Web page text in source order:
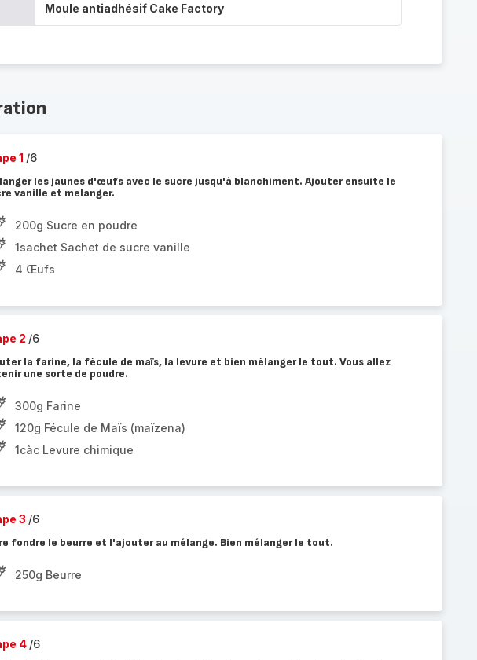
Moule antiadhésif Cake Factory
1 /6
les jaunes d'œufs avec le sucre jusqu'à blanchiment. Ajouter ensuite le
vanille et melanger.
200g Sucre en poudre
1sachet Sachet de sucre vanille
4 Œufs
2 /6
la farine, la fécule de maïs, la levure et bien mélanger le tout. Vous allez
une sorte de poudre.
300g Farine
120g Fécule de Maïs (maïzena)
1càc Levure chimique
3 /6
fondre le beurre et l'ajouter au mélange. Bien mélanger le tout.
250g Beurre
4 /6